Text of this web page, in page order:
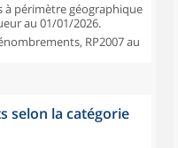
à périmètre géographique
au 01/01/2026.
RP2007 au
selon la catégorie